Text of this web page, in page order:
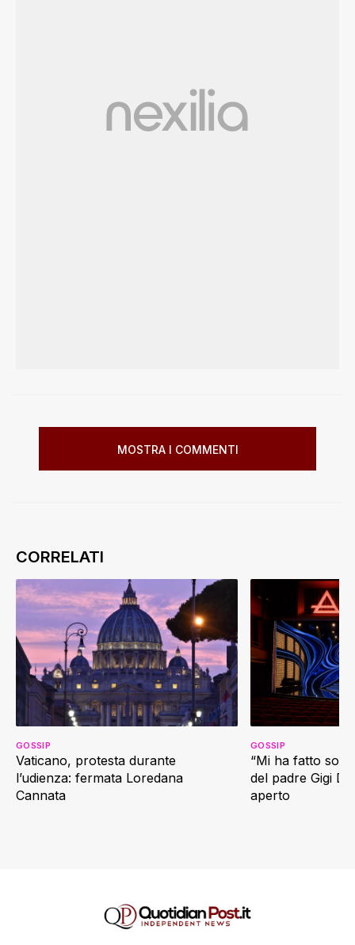
MOSTRA I COMMENTI
Vaticano, protesta durante
l’udienza: fermata Loredana
Cannata
GOSSIP
“Mi ha fatto
del padre Gigi
aperto
GOSSIP